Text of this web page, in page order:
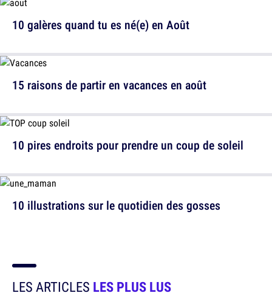
10 galères quand tu es né(e) en Août
10 pires endroits pour prendre un coup de soleil
15 raisons de partir en vacances en août
10 illustrations sur le quotidien des gosses
LES ARTICLES LES PLUS LUS